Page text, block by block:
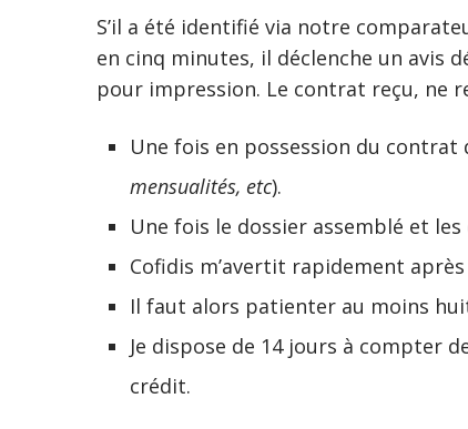
S’il a été identifié via notre
en cinq minutes, il déclenche un avis
pour impression. Le contrat reçu, ne
Une fois en possession du
mensualités, etc).
Une fois le dossier assemblé et
Cofidis m’avertit rapidement
Il faut alors patienter au moins
Je dispose de 14 jours à compter
crédit.